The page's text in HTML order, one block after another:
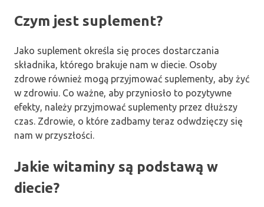
Czym jest suplement?
Jako suplement określa się proces dostarczania
składnika, którego brakuje nam w diecie. Osoby
zdrowe również mogą przyjmować suplementy, aby żyć
w zdrowiu. Co ważne, aby przyniosło to pozytywne
efekty, należy przyjmować suplementy przez dłuższy
czas. Zdrowie, o które zadbamy teraz odwdzięczy się
nam w przyszłości.
Jakie witaminy są podstawą w
diecie?